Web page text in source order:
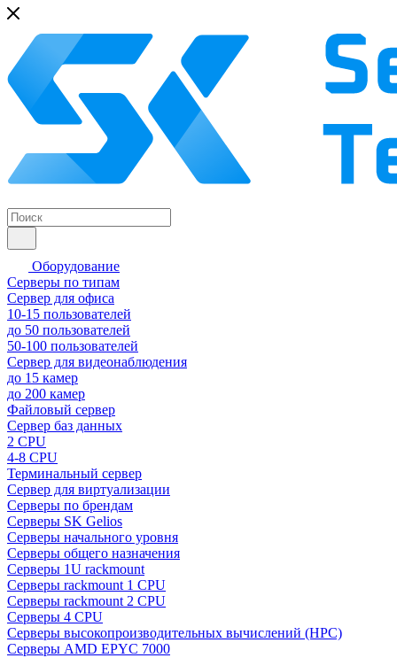
Оборудование
Серверы по типам
Сервер для офиса
10-15 пользователей
до 50 пользователей
50-100 пользователей
Сервер для видеонаблюдения
до 15 камер
до 200 камер
Файловый сервер
Сервер баз данных
2 CPU
4-8 CPU
Терминальный сервер
Сервер для виртуализации
Серверы по брендам
Серверы SK Gelios
Серверы начального уровня
Серверы общего назначения
Серверы 1U rackmount
Серверы rackmount 1 CPU
Серверы rackmount 2 CPU
Серверы 4 CPU
Серверы высокопроизводительных вычислений (HPC)
Серверы AMD EPYC 7000